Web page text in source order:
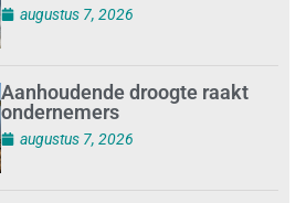
augustus 7, 2026
Aanhoudende droogte raakt
ondernemers
augustus 7, 2026